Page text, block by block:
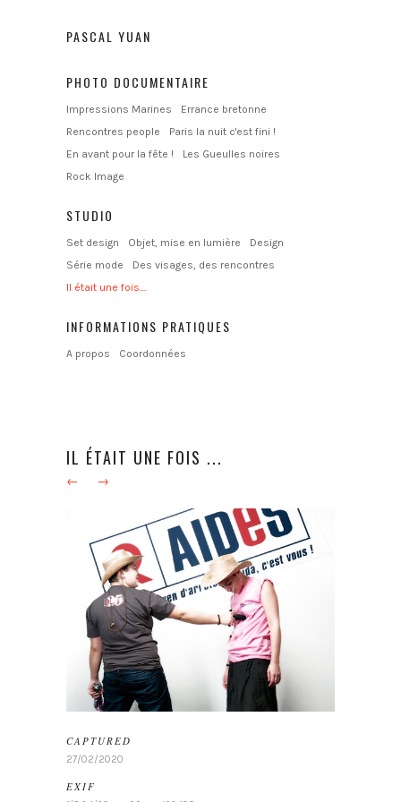
PASCAL YUAN
PHOTO DOCUMENTAIRE
Impressions Marines
Errance bretonne
Rencontres people
Paris la nuit c'est fini !
En avant pour la fête !
Les Gueulles noires
Rock Image
STUDIO
Set design Objet, mise en lumière
Design
Série mode
Des visages, des rencontres
Il était une fois....
INFORMATIONS PRATIQUES
A propos Coordonnées
IL ÉTAIT UNE FOIS ...
← →
CAPTURED
27/02/2020
EXIF